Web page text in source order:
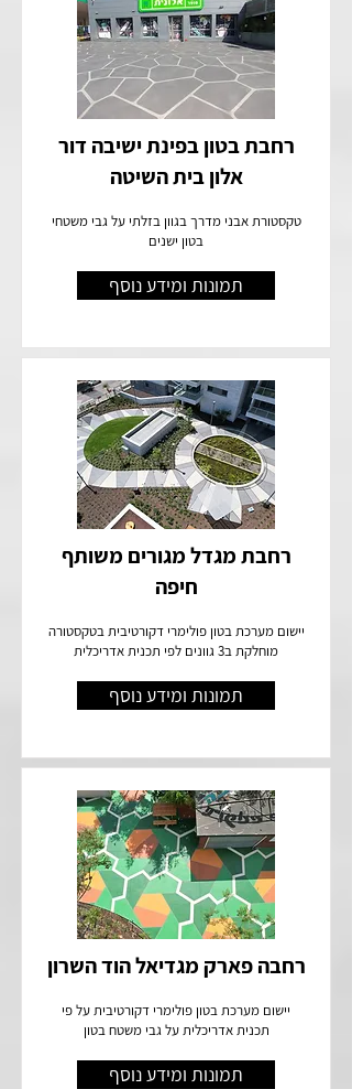
רחבת בטון בפינת ישיבה דור
אלון בית השיטה
טקסטורת אבני מדרך בגוון בזלתי על גבי משטחי
בטון ישנים
תמונות ומידע נוסף
רחבת מגדל מגורים משותף
חיפה
יישום מערכת בטון פולימרי דקורטיבית בטקסטורה
מוחלקת ב3 גוונים לפי תכנית אדריכלית
תמונות ומידע נוסף
רחבה פארק מגדיאל הוד השרון
יישום מערכת בטון פולימרי דקורטיבית על פי
תכנית אדריכלית על גבי משטח בטון
תמונות ומידע נוסף